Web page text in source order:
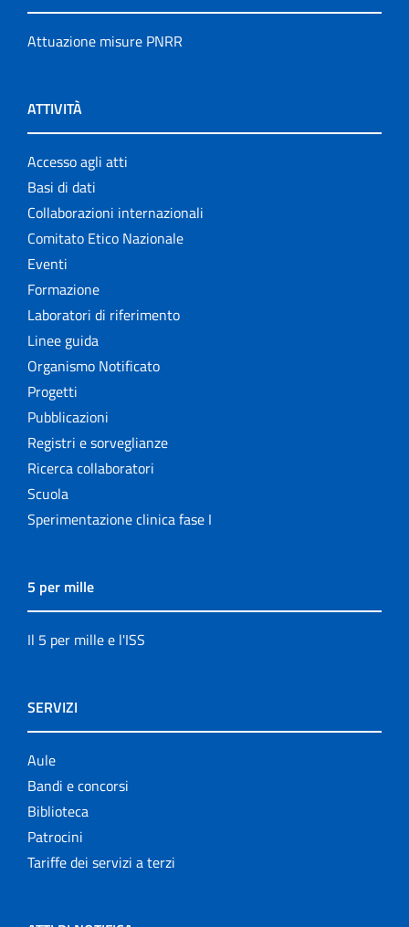
Attuazione misure PNRR
ATTIVITÀ
Accesso agli atti
Basi di dati
Collaborazioni internazionali
Comitato Etico Nazionale
Eventi
Formazione
Laboratori di riferimento
Linee guida
Organismo Notificato
Progetti
Pubblicazioni
Registri e sorveglianze
Ricerca collaboratori
Scuola
Sperimentazione clinica fase I
5 per mille
Il 5 per mille e l'ISS
SERVIZI
Aule
Bandi e concorsi
Biblioteca
Patrocini
Tariffe dei servizi a terzi